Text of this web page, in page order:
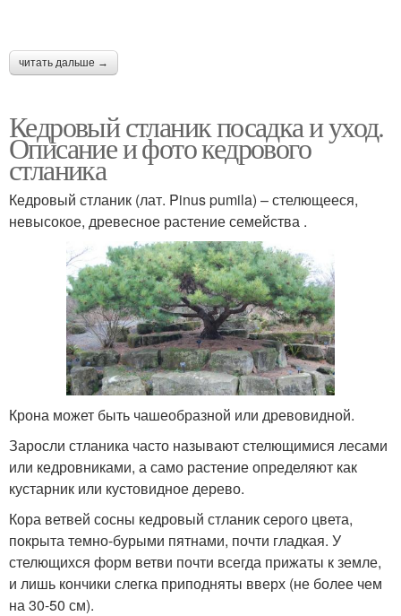
читать дальше →
Кедровый стланик посадка и уход.
Описание и фото кедрового
стланика
Кедровый стланик (лат. Pinus pumila) – стелющееся,
невысокое, древесное растение семейства .
Крона может быть чашеобразной или древовидной.
Заросли стланика часто называют стелющимися лесами
или кедровниками, а само растение определяют как
кустарник или кустовидное дерево.
Кора ветвей сосны кедровый стланик серого цвета,
покрыта темно-бурыми пятнами, почти гладкая. У
стелющихся форм ветви почти всегда прижаты к земле,
и лишь кончики слегка приподняты вверх (не более чем
на 30-50 см).